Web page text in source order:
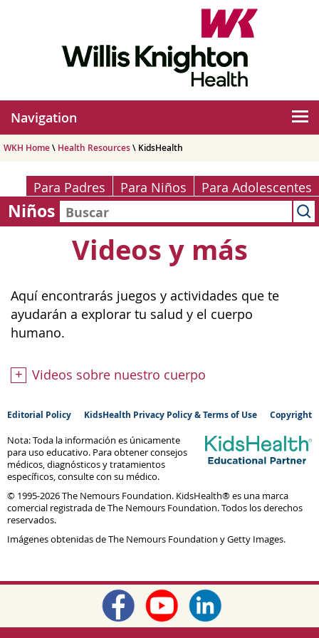
Navigation
WKH Home\ Health Resources\ KidsHealth
Para Padres Para Niños Para Adolescentes
Niños
Videos y más
Aquí encontrarás juegos y actividades que te
ayudarán a explorar tu salud y el cuerpo
humano.
Videos sobre nuestro cuerpo
Editorial Policy KidsHealth Privacy Policy & Terms of Use Copyright
Nota: Toda la información es únicamente
para uso educativo. Para obtener consejos
médicos, diagnósticos y tratamientos
específicos, consulte con su médico.
© 1995-2026 The Nemours Foundation. KidsHealth® es una marca
comercial registrada de The Nemours Foundation. Todos los derechos
reservados.
Imágenes obtenidas de The Nemours Foundation y Getty Images.